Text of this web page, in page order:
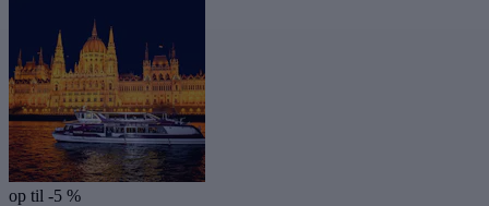
op til -5 %